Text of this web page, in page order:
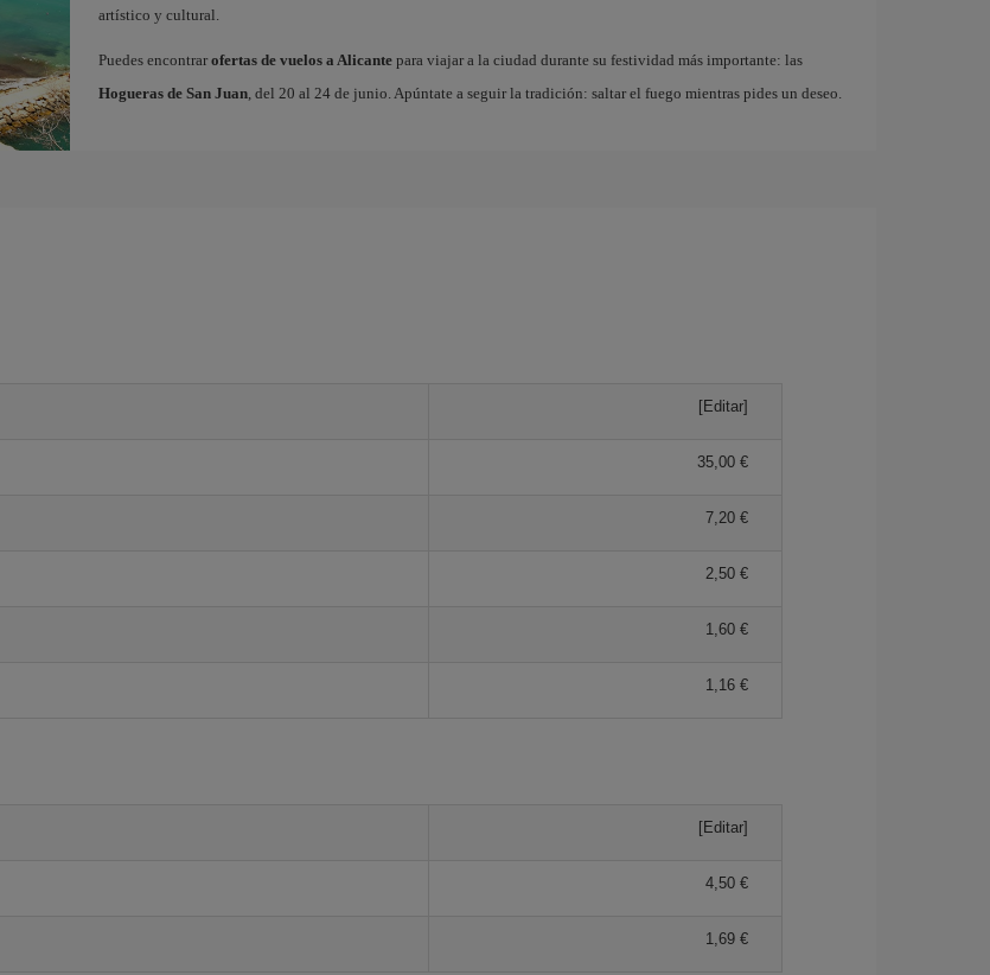
artístico y cultural.
Puedes encontrar ofertas de vuelos a Alicantepara viajar a la ciudad durante su festividad más importante: las
Hogueras de San Juan, del 20 al 24 de junio. Apúntate a seguir la tradición: saltar el fuego mientras pides un deseo.
[Editar]
35,00 €
7,20 €
2,50 €
1,60 €
1,16 €
[Editar]
4,50 €
1,69 €